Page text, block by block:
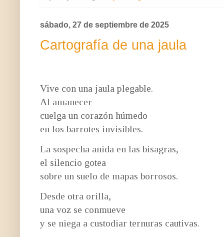
sábado, 27 de septiembre de 2025
Cartografía de una jaula
Vive con una jaula plegable.
Al amanecer
cuelga un corazón húmedo
en los barrotes invisibles.
La sospecha anida en las bisagras,
el silencio gotea
sobre un suelo de mapas borrosos.
Desde otra orilla,
una voz se conmueve
y se niega a custodiar ternuras cautivas.